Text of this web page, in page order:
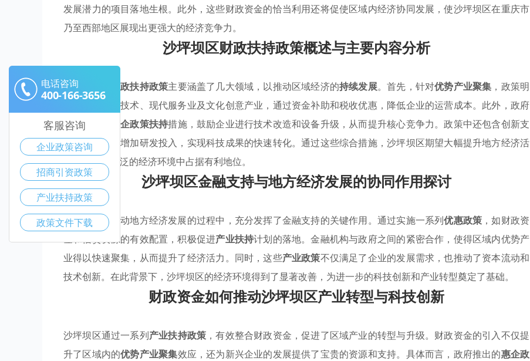
发展潜力的项目落地生根。此外，这些财政资金的恰当利用还将促使区域内经济协同发展，使沙坪坝区在重庆市
乃至西部地区展现出更强大的经济竞争力。
沙坪坝区财政扶持政策概述与主要内容分析
沙坪坝区的 财政扶持政策主要涵盖了几大领域，以推动区域经济的持续发展。首先，针对优势产业聚集 ，政策明
确将支持高新技术、现代服务业及文化创意产业，通过资金补助和税收优惠，降低企业的运营成本。此外，政府
实施了多项
惠企政策扶持措施，鼓励企业进行技术改造和设备升级，从而提升核心竞争力。政策中还包含创新支
持资金，旨在增加研发投入，实现科技成果的快速转化。通过这些综合措施，沙坪坝区期望大幅提升地方经济活
力，并在更广泛的经济环境中占据有利地位。
沙坪坝区金融支持与地方经济发展的协同作用探讨
沙坪坝区在推动地方经济发展的过程中，充分发挥了金融支持的关键作用。通过实施一系列优惠政策 ，如财政资
金和信贷资源的有效配置，积极促进产业扶持计划的落地。金融机构与政府之间的紧密合作，使得区域内优势产
业得以快速聚集，从而提升了经济活力。同时，这些产业政策不仅满足了企业的发展需求，也推动了资本流动和
技术创新。在此背景下，沙坪坝区的经济环境得到了显著改善，为进一步的科技创新和产业转型奠定了基础。
财政资金如何推动沙坪坝区产业转型与科技创新
沙坪坝区通过一系列产业扶持政策 ，有效整合财政资金，促进了区域产业的转型与升级。财政资金的引入不仅提
升了区域内的优势产业聚集效应，还为新兴企业的发展提供了宝贵的资源和支持。具体而言，政府推出的惠企政
电话咨询
400-166-3656
客服咨询
企业政策咨询
招商引资政策
产业扶持政策
政策文件下载